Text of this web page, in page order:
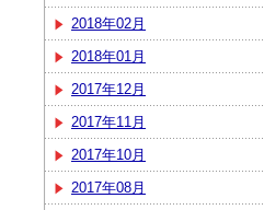
2018年02月
2018年01月
2017年12月
2017年11月
2017年10月
2017年08月